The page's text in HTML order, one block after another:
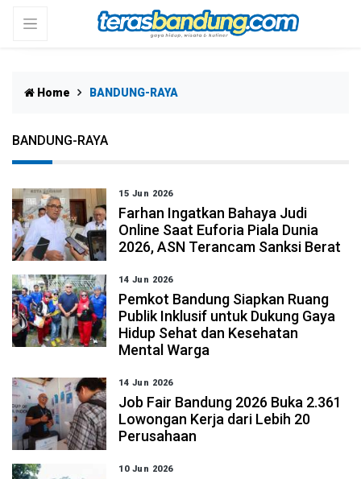
Home BANDUNG-RAYA
BANDUNG-RAYA
15 Jun 2026
Farhan Ingatkan Bahaya Judi
Online Saat Euforia Piala Dunia
2026, ASN Terancam Sanksi Berat
14 Jun 2026
Pemkot Bandung Siapkan Ruang
Publik Inklusif untuk Dukung Gaya
Hidup Sehat dan Kesehatan
Mental Warga
14 Jun 2026
Job Fair Bandung 2026 Buka 2.361
Lowongan Kerja dari Lebih 20
Perusahaan
10 Jun 2026